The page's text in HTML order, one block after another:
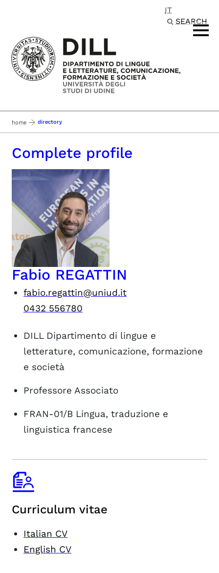
IT
SEARCH
home directory
Complete profile
Fabio REGATTIN
fabio.regattin@uniud.it
0432 556780
DILL Dipartimento di lingue e
letterature, comunicazione, formazione
e società
Professore Associato
FRAN-01/B Lingua, traduzione e
linguistica francese
Curriculum vitae
Italian CV
English CV